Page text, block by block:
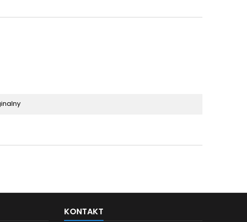
KONTAKT